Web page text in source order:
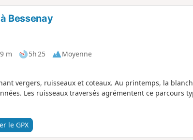
Bessenay
m 5h 25
Moyenne
vergers, ruisseaux et coteaux. Au printemps, la
Les ruisseaux traversés agrémentent ce parcours
le GPX